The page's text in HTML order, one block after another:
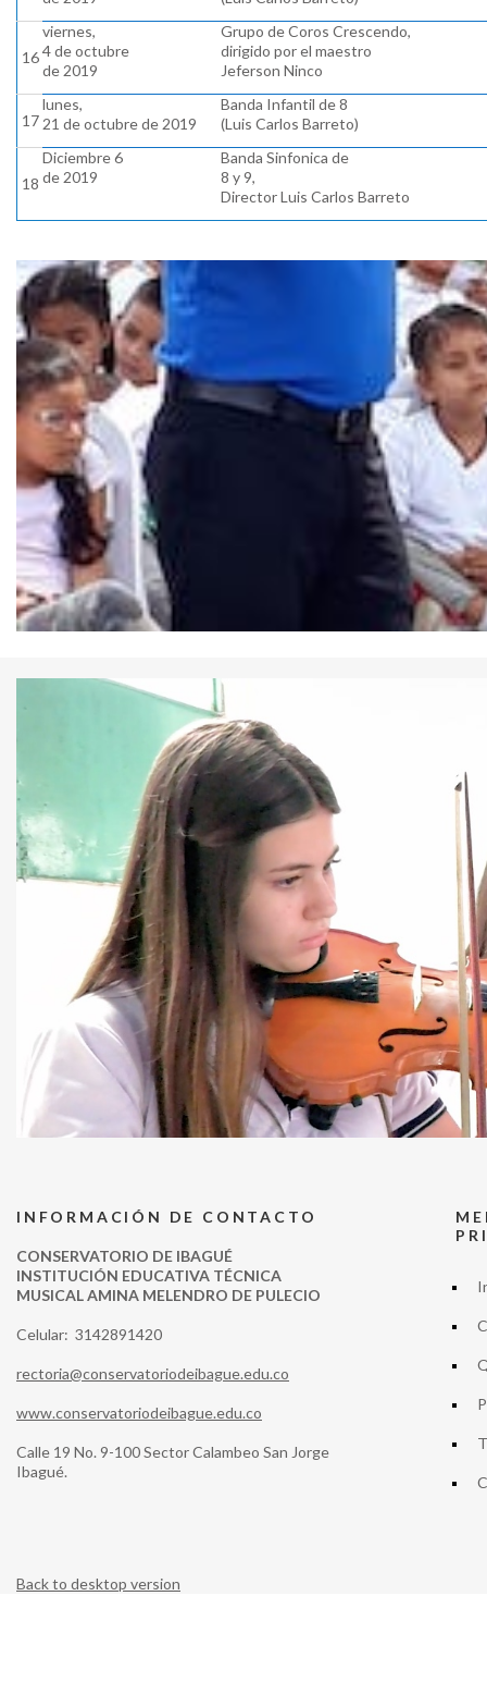
16
viernes,
4 de octubre
de 2019
Grupo de Coros Crescendo,
dirigido por el maestro
Jeferson Ninco
17
lunes,
21 de octubre de 2019
Banda Infantil de 8
(Luis Carlos Barreto)
18
Diciembre 6
de 2019
Banda Sinfonica de
8 y 9,
Director Luis Carlos Barreto
INFORMACIÓN DE CONTACTO
CONSERVATORIO DE IBAGUÉ
INSTITUCIÓN EDUCATIVA TÉCNICA
MUSICAL AMINA MELENDRO DE PULECIO
Celular: 3142891420
rectoria@conservatoriodeibague.edu.co
www.conservatoriodeibague.edu.co
Calle 19 No. 9-100 Sector Calambeo San Jorge
Ibagué.
Back to desktop version